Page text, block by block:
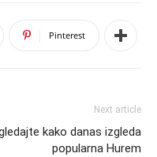
Pinterest
Next article
kako danas izgleda
popularna Hurem